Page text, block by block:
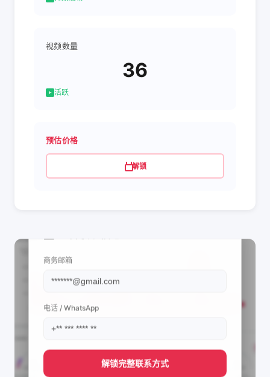
视频数量
36
活跃
预估价格
解锁
商务邮箱
电话 / WhatsApp
解锁完整联系方式